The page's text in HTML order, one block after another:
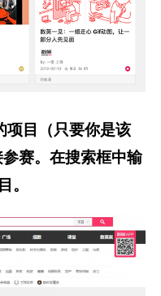
项目（只要你是该
赛。在搜索框中输
。